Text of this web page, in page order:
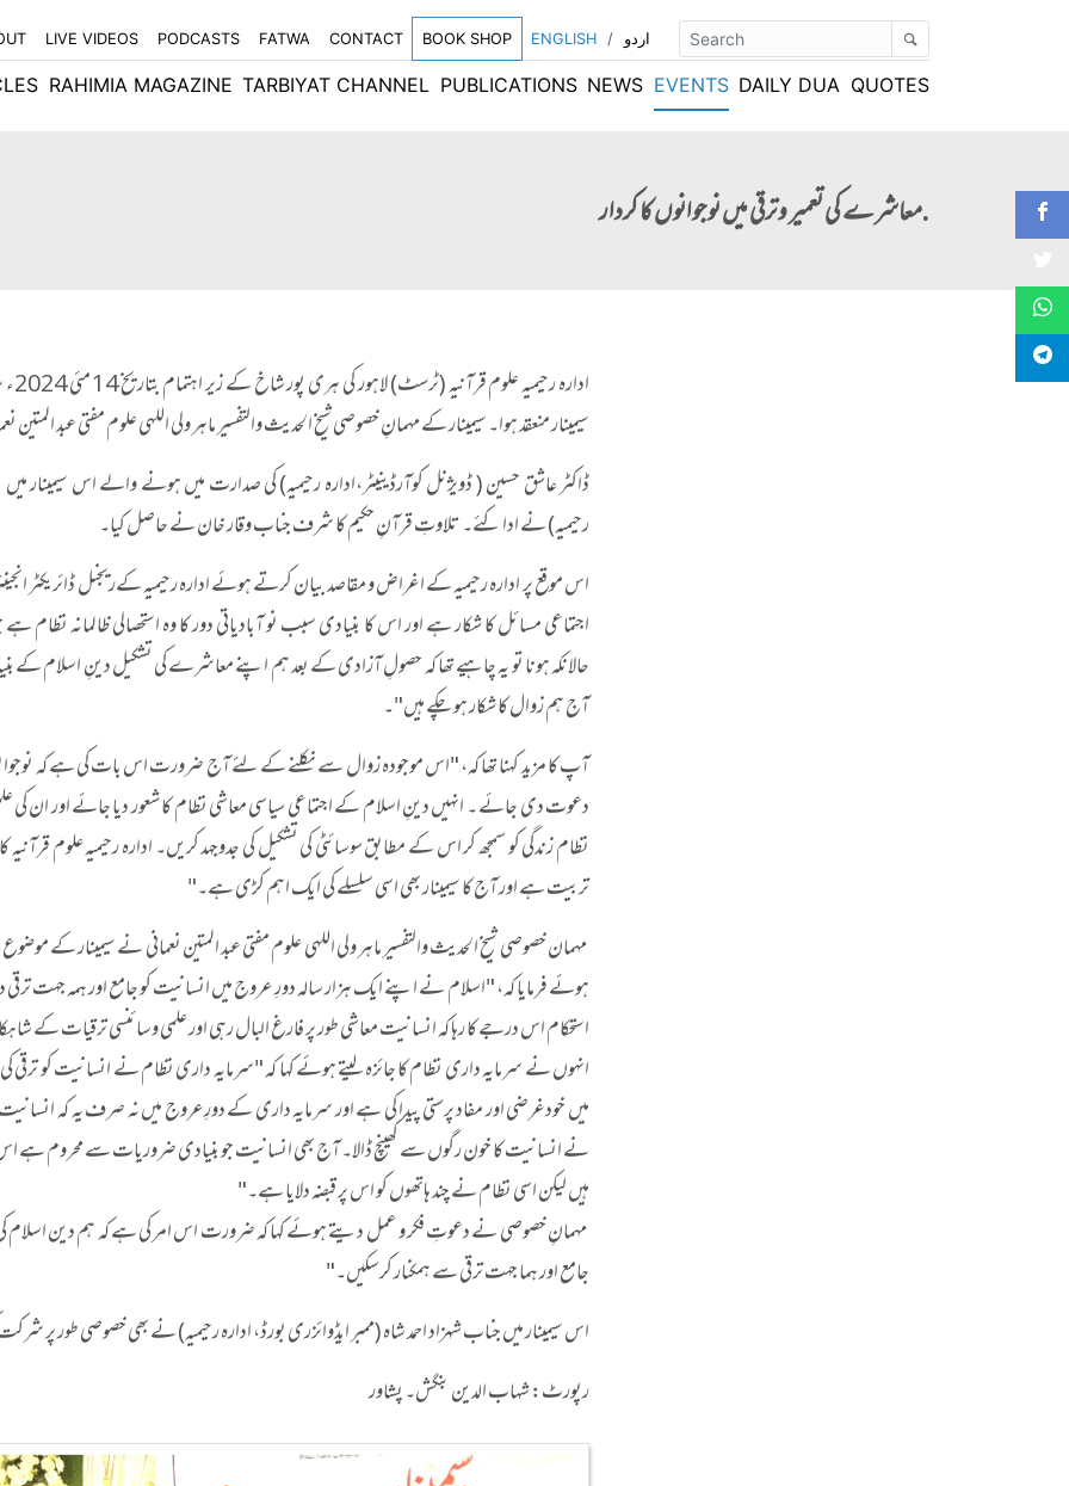
LIVE VIDEOS PODCASTS FATWA CONTACT BOOK SHOP ENGLISH / اردو
RAHIMIA MAGAZINE TARBIYAT CHANNEL PUBLICATIONS NEWS EVENTS DAILY DUA QUOTES
.معاشرے کی تعمیر وترقی میں نوجوانوں کا کردار
سیمینار منعقد ہوا۔ سیمینار کے مہمانِ خصوصی شیخ الحدیث والتفسیر ماہر ولی اللہی علوم مفتی عبد
ڈاکٹر عاشق حسین ( ڈویژنل کوآرڈینیٹر،ادارہ رحیمیہ) کی صدارت میں ہونے والے اس سیمینار
رحیمیہ) نے ادا کئے۔ تلاوتِ قرآنِ حکیم کا شرف جناب وقار خان نے حاصل کیا۔
اس موقع پر ادارہ رحیمیہ کے اغراض و مقاصد بیان کرتے ہوئے ادارہ رحیمیہ کےریجنل ڈائریکٹر
حالانکہ ہونا تو یہ چاہیے تھا کہ حصولِ آزادی کے بعد ہم اپنے معاشرے کی تشکیل دینِ اسلام کے
آج ہم زوال کا شکار ہو چکے ہیں"۔
آپ کا مزید کہنا تھا کہ، "اس موجودہ زوال سے نکلنے کے لئے آج ضرورت اس بات کی ہے کہ
دعوت دی جائے ۔ انہیں دینِ اسلام کے اجتماعی سیاسی معاشی نظام کا شعور دیا جائے اور ان کی
نظام زندگی کو سمجھ کر اس کے مطابق سوسائٹی کی تشکیل کی جدوجہد کریں۔ ادارہ رحیمیہ علوم
تربیت ہے اور آج کا سیمینار بھی اسی سلسلے کی ایک اہم کڑی ہے۔"
مہمان خصوصی شیخ الحدیث والتفسیر ماہر ولی اللہی علوم مفتی عبد المتین نعمانی نے سیمینار کے
ہوئے فرمایا کہ، "اسلام نے اپنے ایک ہزار سالہ دورِ عروج میں انسانیت کو جامع اور ہمہ جہت
استحکام اس درجے کا رہا کہ انسانیت معاشی طور پر فارغ البال رہی اور علمی وسائنسی ترقیات کے
انہوں نے سرمایہ داری نظام کا جائزہ لیتے ہوئے کہا کہ "سرمایہ داری نظام نے انسانیت کو
میں خودغرضی اور مفاد پرستی پیدا کی ہے اور سرمایہ داری کے دورِعروج میں نہ صرف یہ کہ
نے انسانیت کا خون رگوں سے کھینچ ڈالا۔ آج بھی انسانیت جو بنیادی ضروریات سے محروم ہے اس
ہیں لیکن اسی نظام نے چند ہاتھوں کو اس پر قبضہ دلایا ہے۔"
مہمانِ خصوصی نے دعوتِ فکر و عمل دیتے ہوئے کہا کہ ضرورت اس امر کی ہے کہ ہم دین اسلام کی
جامع اور ہما جہت ترقی سے ہمکنار کرسکیں۔"
اس سیمینار میں جناب شہزاد احمد شاہ (ممبر ایڈوائزری بورڈ، ادارہ رحیمیہ) نے بھی خصوصی طور پر
رپورٹ: شہاب الدین بنگش۔ پشاور